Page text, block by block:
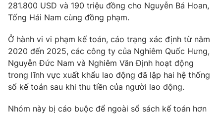
281.800 USD và 190 triệu đồng cho Nguyễn Bá Hoan,
Tống Hải Nam cùng đồng phạm.
Ở hành vi vi phạm kế toán, cáo trạng xác định từ năm
2020 đến 2025, các công ty của Nghiêm Quốc Hưng,
Nguyễn Đức Nam và Nghiêm Văn Định hoạt động
trong lĩnh vực xuất khẩu lao động đã lập hai hệ thống
sổ kế toán sau khi thu tiền của người lao động.
Nhóm này bị cáo buộc để ngoài sổ sách kế toán hơn